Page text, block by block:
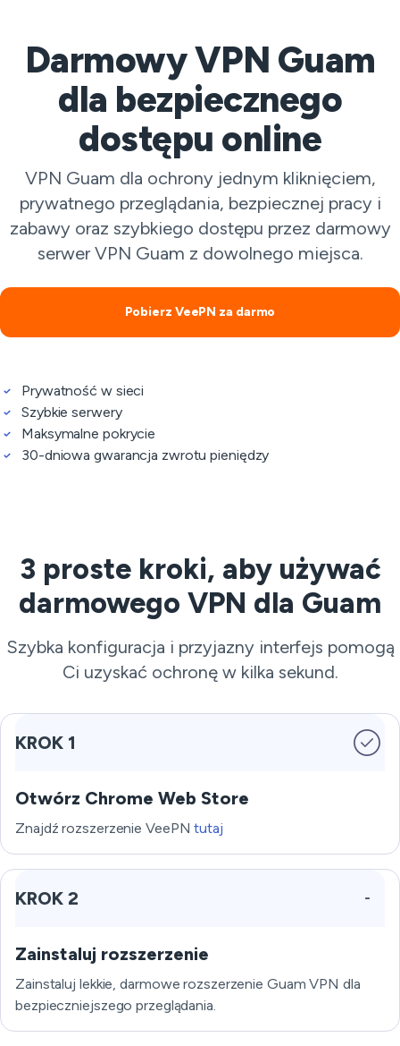
Darmowy VPN Guam
dla bezpiecznego
dostępu online
VPN Guam dla ochrony jednym kliknięciem,
prywatnego przeglądania, bezpiecznej pracy i
zabawy oraz szybkiego dostępu przez darmowy
serwer VPN Guam z dowolnego miejsca.
Pobierz VeePN za darmo
Prywatność w sieci
Szybkie serwery
Maksymalne pokrycie
30-dniowa gwarancja zwrotu pieniędzy
3 proste kroki, aby używać
darmowego VPN dla Guam
Szybka konfiguracja i przyjazny interfejs pomogą
Ci uzyskać ochronę w kilka sekund.
KROK 1
Otwórz Chrome Web Store
Znajdź rozszerzenie VeePNtutaj
KROK 2
Zainstaluj rozszerzenie
Zainstaluj lekkie, darmowe rozszerzenie Guam VPN dla
bezpieczniejszego przeglądania.